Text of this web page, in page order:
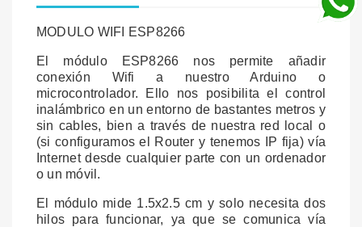
MODULO WIFI ESP8266
El módulo ESP8266 nos permite añadir
conexión Wifi a nuestro Arduino o
microcontrolador. Ello nos posibilita el control
inalámbrico en un entorno de bastantes metros y
sin cables, bien a través de nuestra red local o
(si configuramos el Router y tenemos IP fija) vía
Internet desde cualquier parte con un ordenador
o un móvil.
El módulo mide 1.5x2.5 cm y solo necesita dos
hilos para funcionar, ya que se comunica vía